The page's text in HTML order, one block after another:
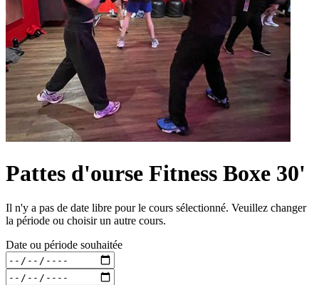
Pattes d'ourse Fitness Boxe 30'
Il n'y a pas de date libre pour le cours sélectionné. Veuillez changer
la période ou choisir un autre cours.
Date ou période souhaitée